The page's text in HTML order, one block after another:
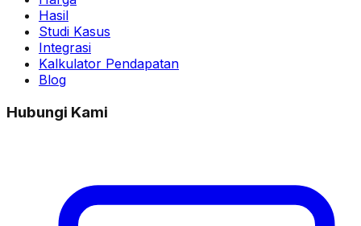
Hasil
Studi Kasus
Integrasi
Kalkulator Pendapatan
Blog
Hubungi Kami